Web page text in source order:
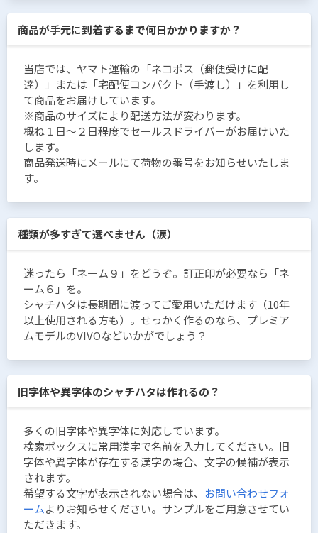
商品が手元に到着するまで何日かかりますか？
当店では、ヤマト運輸の「ネコポス（郵便受けに配
達）」または「宅配便コンパクト（手渡し）」を利用し
て商品をお届けしています。
※商品のサイズにより配送方法が変わります。
概ね１日〜２日程度でセールスドライバーがお届けいた
します。
商品発送時にメールにて荷物の番号をお知らせいたしま
す。
種類が多すぎて選べません（涙）
迷ったら「ネーム９」をどうぞ。訂正印が必要なら「ネ
ーム６」を。
シャチハタは長期間に渡ってご愛用いただけます（10年
以上使用される方も）。せっかく作るのなら、プレミア
ムモデルのVIVOなどいかがでしょう？
旧字体や異字体のシャチハタは作れるの？
多くの旧字体や異字体に対応しています。
検索ボックスに常用漢字で名前を入力してください。旧
字体や異字体が存在する漢字の場合、文字の候補が表示
されます。
希望する文字が表示されない場合は、 お問い合わせフォ
ームよりお知らせください。サンプルをご用意させてい
ただきます。